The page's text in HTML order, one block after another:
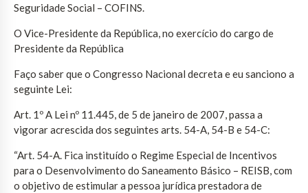
Seguridade Social – COFINS.
O Vice-Presidente da República, no exercício do cargo de
Presidente da República
Faço saber que o Congresso Nacional decreta e eu sanciono a
seguinte Lei:
Art. 1º A Lei nº 11.445, de 5 de janeiro de 2007, passa a
vigorar acrescida dos seguintes arts. 54-A, 54-B e 54-C:
“Art. 54-A. Fica instituído o Regime Especial de Incentivos
para o Desenvolvimento do Saneamento Básico – REISB, com
o objetivo de estimular a pessoa jurídica prestadora de